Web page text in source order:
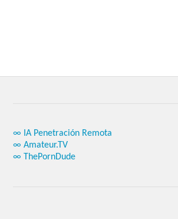
∞ IA Penetración Remota
∞ Amateur.TV
∞ ThePornDude